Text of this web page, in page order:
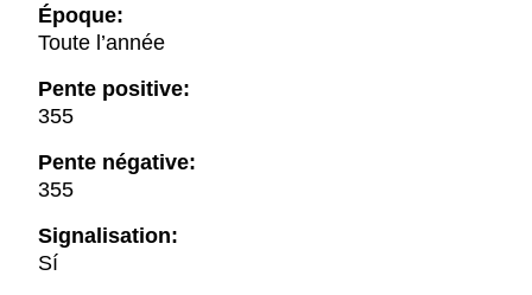
Époque:
Toute l’année
Pente positive:
355
Pente négative:
355
Signalisation:
Sí